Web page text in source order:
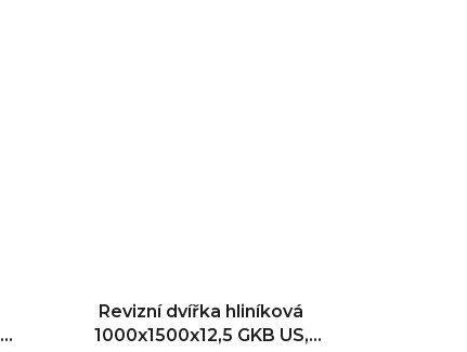
Revizní dvířka hliníková
1000x1500x12,5 GKB US,